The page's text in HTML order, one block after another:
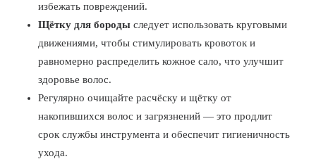
избежать повреждений.
Щётку для бороды следует использовать круговыми
движениями, чтобы стимулировать кровоток и
равномерно распределить кожное сало, что улучшит
здоровье волос.
Регулярно очищайте расчёску и щётку от
накопившихся волос и загрязнений — это продлит
срок службы инструмента и обеспечит гигиеничность
ухода.